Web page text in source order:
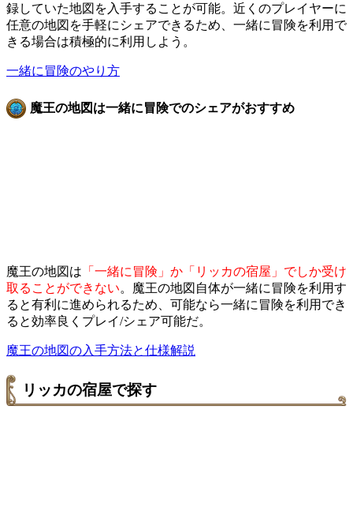
録していた地図を入手することが可能。近くのプレイヤーに
任意の地図を手軽にシェアできるため、一緒に冒険を利用で
きる場合は積極的に利用しよう。
一緒に冒険のやり方
魔王の地図は一緒に冒険でのシェアがおすすめ
魔王の地図は 「一緒に冒険」か「リッカの宿屋」でしか受け
取ることができない。魔王の地図自体が一緒に冒険を利用す
ると有利に進められるため、可能なら一緒に冒険を利用でき
ると効率良くプレイ/シェア可能だ。
魔王の地図の入手方法と仕様解説
リッカの宿屋で探す